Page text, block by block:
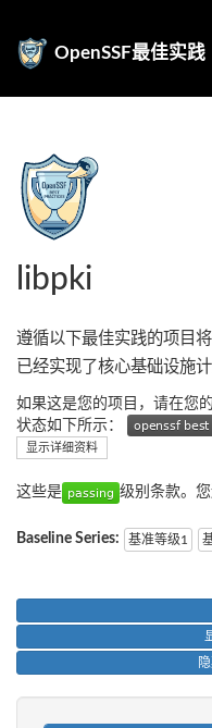
OpenSSF最佳实践
libpki
遵循以下最佳实践的项目
已经实现了核心基础设施
如果这是您的项目，请在您
状态如下所示：
显示详细资料
这些是 级别条款。
Baseline Series: 基准等级1